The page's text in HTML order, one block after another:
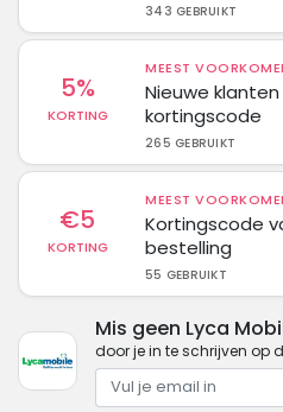
343 GEBRUIKT
5%
KORTING
MEEST
Nieuwe
kortingscode
265 GEBRUIKT
€5
KORTING
MEEST
Kortingscode
bestelling
55 GEBRUIKT
Mis geen Lyca
door je in te schrijven op